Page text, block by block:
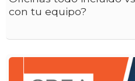
con tu equipo?